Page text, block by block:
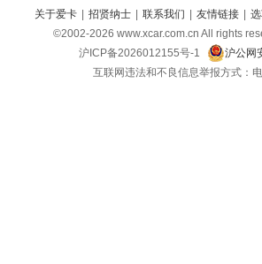
关于爱卡 | 招贤纳士 | 联系我们 | 友情链接 |
©2002-2026 www.xcar.com.cn All rights
沪ICP备2026012155号-1
沪公网
互联网违法和不良信息举报方式：